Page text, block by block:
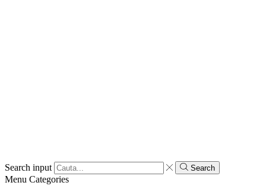
Search input Search
Menu Categories